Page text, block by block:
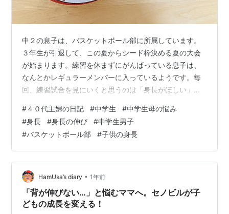
中２の息子は、バスケットボール部に所属しています。
３年生が引退して、この夏からシード枠決める夏の大会
が始まります。練習を休まずにがんばっている息子は、
なんとかレギュラーメンバーに入っているようです。毎
回、練習試合を見にいくと思うのは「身長がほしい」
す。でも、これはバスケ部母たちとおんなじ悩み試合前
に対戦相手と向き合って並んだ瞬間に母たちが発するの
は「うちの子、もう少し身長ほしい」「相手チーム大き
いな」「この試合、体格で負けたな」とか・・第一印象
で勝敗を予想してしまうような感じです。私立の強豪中
学生は、体、身長が明らかに違う。「思わず何食べてる
の…
#４０代主婦の日記 #中学生 #中学生母の悩み
#身長 #身長の伸び #中学生男子
#バスケットボール部 #子供の身長
HamUsa’s diary • 1年前
「背が伸びない…」と悩むママへ。セノビルが子
どもの成長を変える！